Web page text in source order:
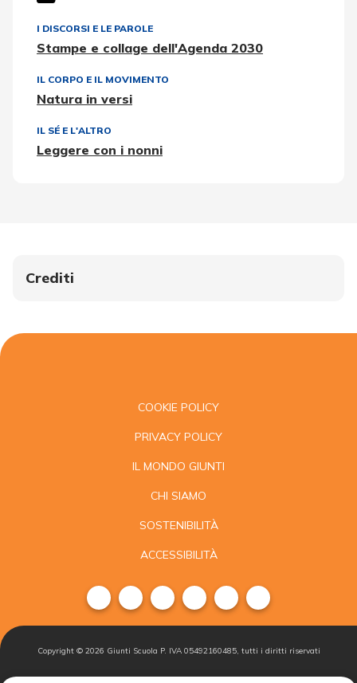
I DISCORSI E LE PAROLE
Stampe e collage dell'Agenda 2030
IL CORPO E IL MOVIMENTO
Natura in versi
IL SÉ E L'ALTRO
Leggere con i nonni
Crediti
COOKIE POLICY
PRIVACY POLICY
IL MONDO GIUNTI
CHI SIAMO
SOSTENIBILITÀ
ACCESSIBILITÀ
Copyright © 2026 Giunti Scuola P. IVA 05492160485, tutti i diritti riservati